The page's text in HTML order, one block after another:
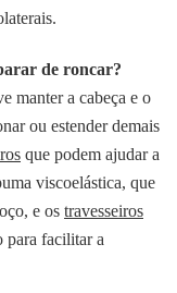
de roncar?
manter a cabeça e o
ou estender demais
que podem ajudar a
viscoelástica, que
e os travesseiros
para facilitar a